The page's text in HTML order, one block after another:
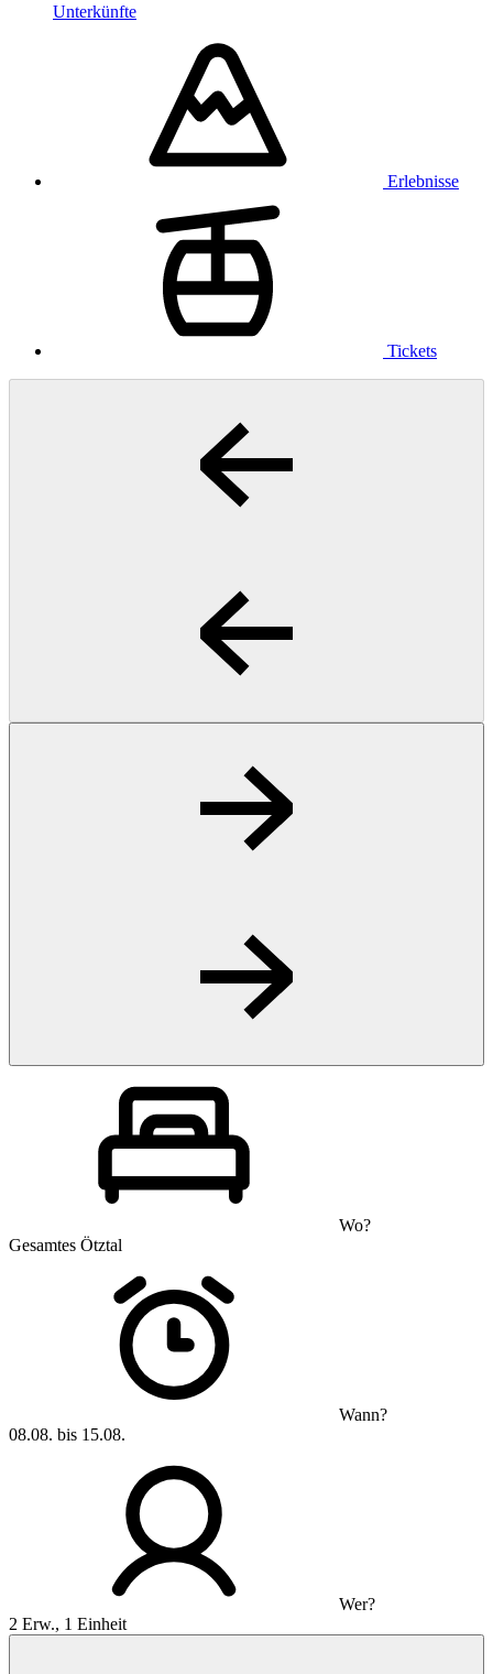
Unterkünfte
Erlebnisse
Tickets
Wo?
Gesamtes Ötztal
Wann?
08.08. bis 15.08.
Wer?
2 Erw., 1 Einheit